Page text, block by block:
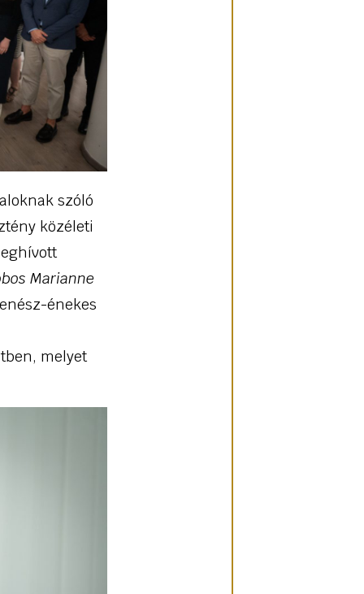
szóló
közéleti
Marianne
énekes
melyet